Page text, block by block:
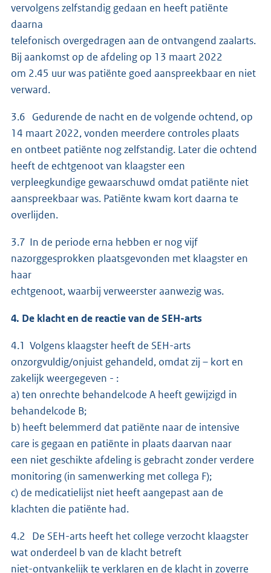
vervolgens zelfstandig gedaan en heeft patiënte
daarna
telefonisch overgedragen aan de ontvangend zaalarts.
Bij aankomst op de afdeling op 13 maart 2022
om 2.45 uur was patiënte goed aanspreekbaar en niet
verward.
3.6 Gedurende de nacht en de volgende ochtend, op
14 maart 2022, vonden meerdere controles plaats
en ontbeet patiënte nog zelfstandig. Later die ochtend
heeft de echtgenoot van klaagster een
verpleegkundige gewaarschuwd omdat patiënte niet
aanspreekbaar was. Patiënte kwam kort daarna te
overlijden.
3.7 In de periode erna hebben er nog vijf
nazorggesprokken plaatsgevonden met klaagster en
haar
echtgenoot, waarbij verweerster aanwezig was.
4. De klacht en de reactie van de SEH-arts
4.1 Volgens klaagster heeft de SEH-arts
onzorgvuldig/onjuist gehandeld, omdat zij – kort en
zakelijk weergegeven - :
a) ten onrechte behandelcode A heeft gewijzigd in
behandelcode B;
b) heeft belemmerd dat patiënte naar de intensive
care is gegaan en patiënte in plaats daarvan naar
een niet geschikte afdeling is gebracht zonder verdere
monitoring (in samenwerking met collega F);
c) de medicatielijst niet heeft aangepast aan de
klachten die patiënte had.
4.2 De SEH-arts heeft het college verzocht klaagster
wat onderdeel b van de klacht betreft
niet-ontvankelijk te verklaren en de klacht in zoverre